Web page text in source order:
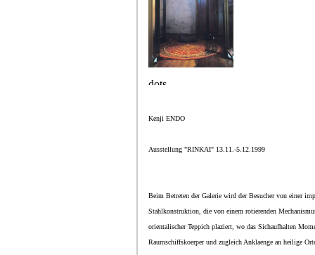
Kenji ENDO
Ausstellung "RINKAI" 13.11.-5.12.1999
Beim Betreten der Galerie wird der Besucher von einer
Stahlkonstruktion, die von einem rotierenden
orientalischer Teppich plaziert, wo das Sichaufhalten
Raumschiffskoerper und zugleich Anklaenge an heilige